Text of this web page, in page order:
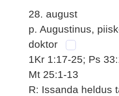
28. august
p. Augustinus,
doktor
1Kr 1:17-25; Ps
Mt 25:1-13
R: Issanda heldus